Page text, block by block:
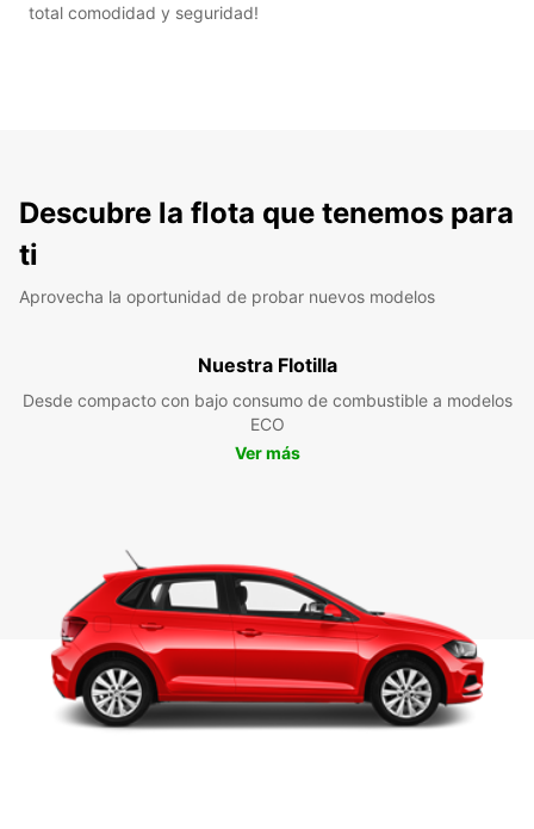
total comodidad y seguridad!
Descubre la flota que tenemos para
ti
Aprovecha la oportunidad de probar nuevos modelos
Nuestra Flotilla
Desde compacto con bajo consumo de combustible a modelos
ECO
Ver más